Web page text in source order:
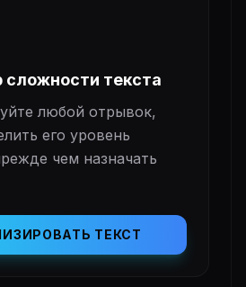
сложности текста
любой отрывок,
его уровень
чем назначать
ТЕКСТ